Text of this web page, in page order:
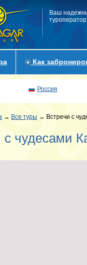
Ваш
Как
Россия
→ Все туры → Встречи с
с чудесами